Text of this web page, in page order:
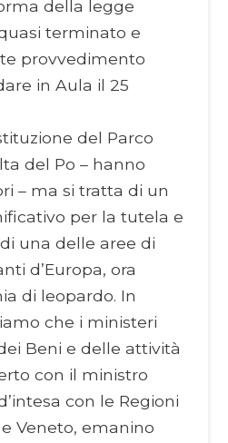
della legge
terminato e
provvedimento
in Aula il 25
del Parco
del Po – hanno
– ma si tratta di un
per la tutela e
una delle aree di
d’Europa, ora
di leopardo. In
che i ministeri
Beni e delle attività
con il ministro
con le Regioni
Veneto, emanino